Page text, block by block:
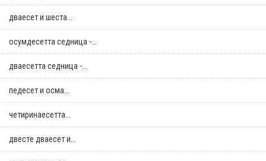
дваесет и шеста...
осумдесетта седница -...
дваесетта седница -...
педесет и осма...
четиринаесетта...
двестe дваесет и...